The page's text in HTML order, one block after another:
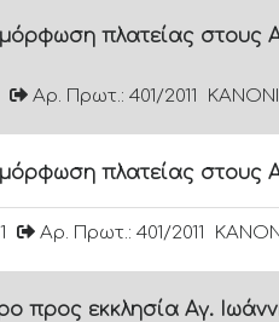
πλατείας στους
Αρ. Πρωτ.: 401/2011
πλατείας στους
Αρ. Πρωτ.: 401/2011
προς εκκλησία Αγ.